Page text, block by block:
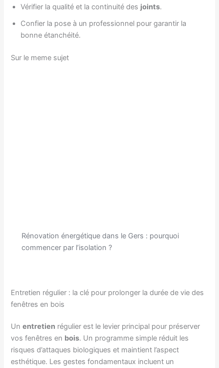
Vérifier la qualité et la continuité des joints.
Confier la pose à un professionnel pour garantir la
bonne étanchéité.
Sur le meme sujet
Rénovation énergétique dans le Gers : pourquoi
commencer par l’isolation ?
Entretien régulier : la clé pour prolonger la durée de vie des
fenêtres en bois
Unentretien régulier est le levier principal pour préserver
vos fenêtres en bois. Un programme simple réduit les
risques d’attaques biologiques et maintient l’aspect
esthétique. Les gestes fondamentaux incluent un